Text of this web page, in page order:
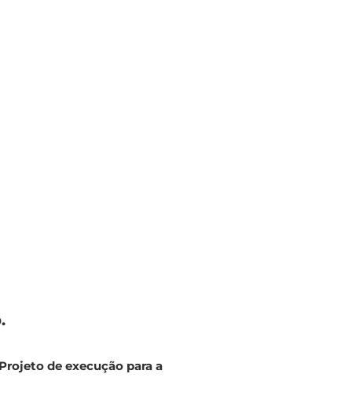
Projeto de execução para a